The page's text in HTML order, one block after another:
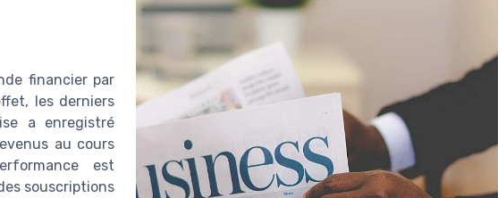
financier par
les derniers
a enregistré
au cours
est
souscriptions